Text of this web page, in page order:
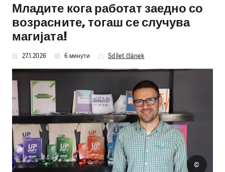
Младите кога работат заедно со
возрасните, тогаш се случува
магијата!
27.1.2026 6 минути Sdílet článek
©